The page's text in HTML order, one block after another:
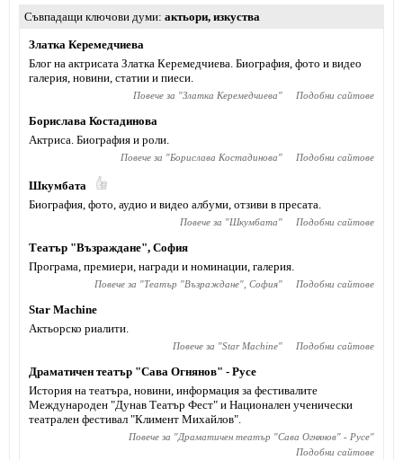
Съвпадащи ключови думи актьори, изкуства
Златка Керемедчиева
Блог на актрисата Златка Керемедчиева. Биография, фото и видео
галерия, новини, статии и пиеси.
Повече за "Златка Керемедчиева" Подобни сайтове
Борислава Костадинова
Актриса. Биография и роли.
Повече за "Борислава Костадинова" Подобни сайтове
Шкумбата
Биография, фото, аудио и видео албуми, отзиви в пресата.
Повече за "Шкумбата" Подобни сайтове
Театър "Възраждане", София
Програма, премиери, награди и номинации, галерия.
Повече за "Театър "Възраждане", София" Подобни сайтове
Star Machine
Актьорско риалити.
Повече за "Star Machine" Подобни сайтове
Драматичен театър "Сава Огнянов" - Русе
История на театъра, новини, информация за фестивалите
Международен "Дунав Театър Фест" и Национален ученически
театрален фестивал "Климент Михайлов".
Повече за "Драматичен театър "Сава Огнянов" - Русе"
Подобни сайтове